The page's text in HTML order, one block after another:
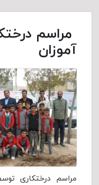
مراسم
آموزان
مراسم درختکاری